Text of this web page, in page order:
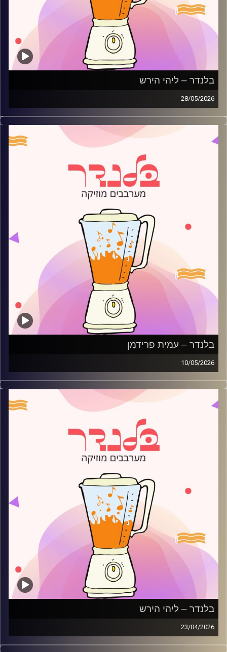
בלנדר – ליהי הירש
28/05/2026
מוזיקה רגועה לפתוח איתה את הבוקר בהגשת ליהי הירש
קרדיט תמונות:
AudioVersity
בלנדר – עמית פרידמן
10/05/2026
מוזיקה רגועה לפתוח איתה את הבוקר בהגשת עמית פרידמן
קרדיט תמונות:
AudioVersity
בלנדר – ליהי הירש
23/04/2026
מוזיקה רגועה לפתוח איתה את הבוקר בהגשת ליהי הירש